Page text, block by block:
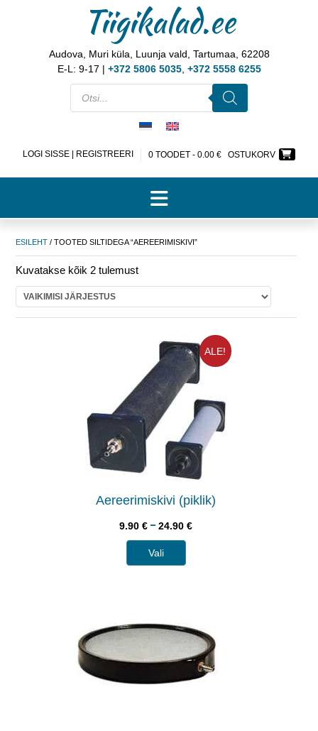
Tiigikalad.ee
Audova, Muri küla, Luunja vald, Tartumaa, 62208
E-L: 9-17 | +372 5806 5035, +372 5558 6255
LOGI SISSE | REGISTREERI 0 TOODET - 0.00 € OSTUKORV
ESILEHT / TOOTED SILTIDEGA “AEREERIMISKIVI”
Kuvatakse kõik 2 tulemust
ALE!
Aereerimiskivi (piklik)
9.90€ – 24.90€
Vali